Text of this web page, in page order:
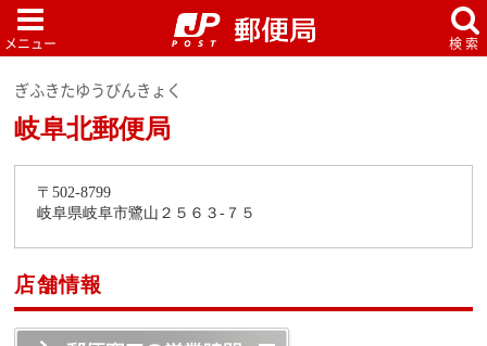
ぎふきたゆうびんきょく
岐阜北郵便局
〒502-8799
岐阜県岐阜市鷺山２５６３-７５
店舗情報